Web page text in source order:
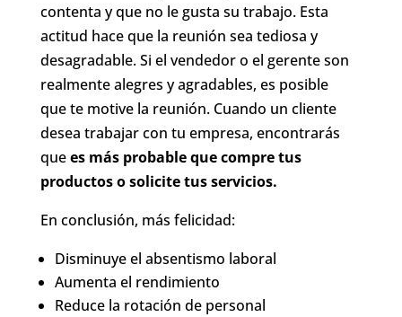
contenta y que no le gusta su trabajo. Esta
actitud hace que la reunión sea tediosa y
desagradable. Si el vendedor o el gerente son
realmente alegres y agradables, es posible
que te motive la reunión. Cuando un cliente
desea trabajar con tu empresa, encontrarás
quees más probable que compre tus
productos o solicite tus servicios.
En conclusión, más felicidad:
Disminuye el absentismo laboral
Aumenta el rendimiento
Reduce la rotación de personal